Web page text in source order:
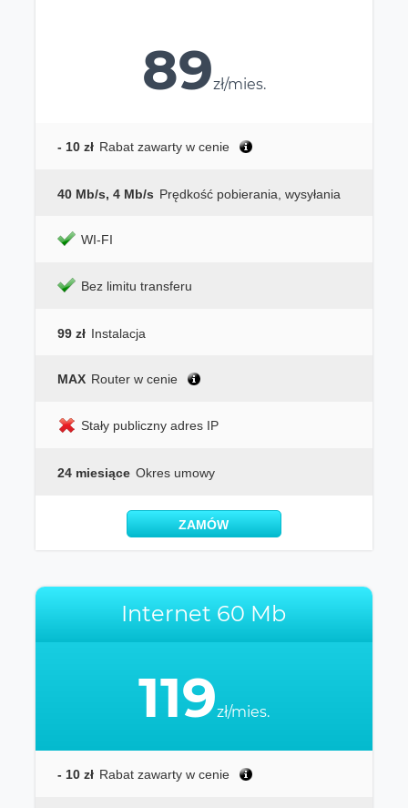
89zł/mies.
- 10 zł Rabat zawarty w cenie
40 Mb/s, 4 Mb/s Prędkość pobierania, wysyłania
WI-FI
Bez limitu transferu
99 zł Instalacja
MAX Router w cenie
Stały publiczny adres IP
24 miesiące Okres umowy
ZAMÓW
Internet 60 Mb
119zł/mies.
- 10 zł Rabat zawarty w cenie